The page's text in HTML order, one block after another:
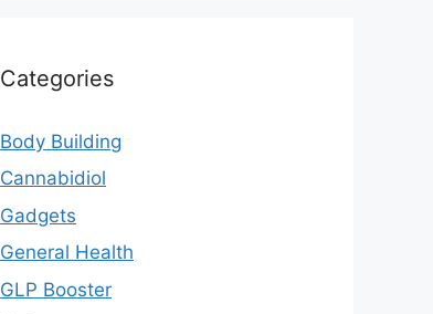
Categories
Body Building
Cannabidiol
Gadgets
General Health
GLP Booster